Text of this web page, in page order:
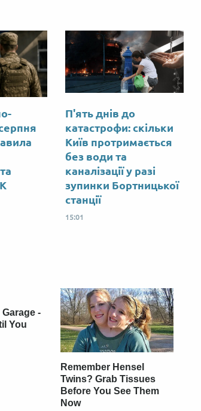
П'ять днів до
катастрофи: скільки
Київ протримається
без води та
каналізації у разі
зупинки Бортницької
станції
15:01
-
You
Remember Hensel
Twins? Grab Tissues
Before You See Them
Now